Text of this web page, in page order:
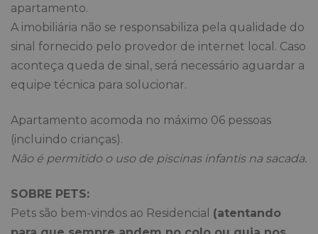
apartamento.
A imobiliária não se responsabiliza pela qualidade do
sinal fornecido pelo provedor de internet local. Caso
aconteça queda de sinal, será necessário aguardar a
equipe técnica para solucionar.
Apartamento acomoda no máximo 06 pessoas
(incluindo crianças).
Não é permitido o uso de piscinas infantis na sacada.
SOBRE PETS:
Pets são bem-vindos ao Residencial (atentando